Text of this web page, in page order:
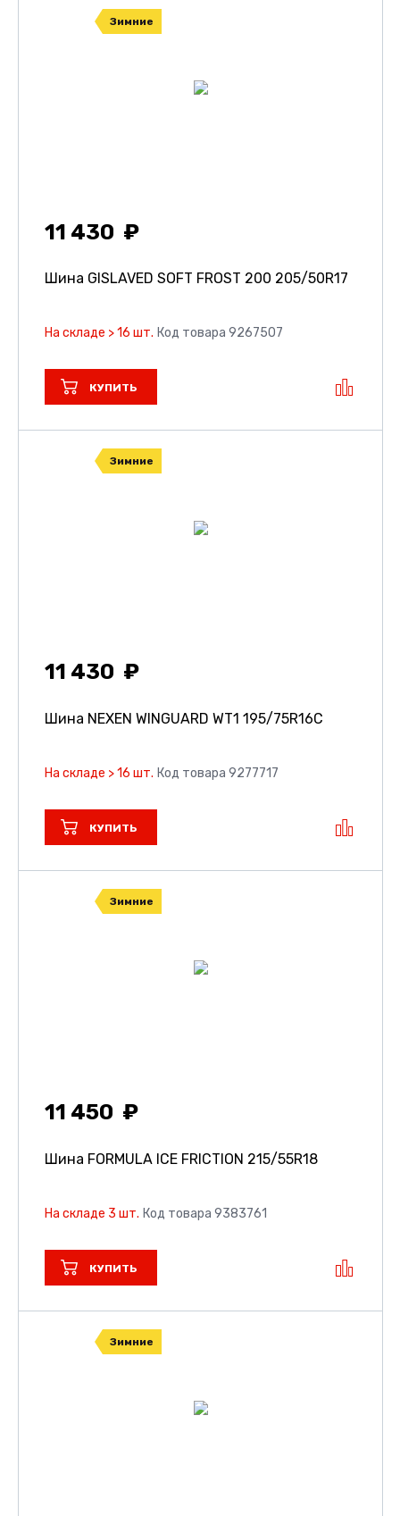
Зимние
11 430
Шина GISLAVED SOFT FROST 200 205/50R17
На складе > 16 шт. Код товара 9267507
КУПИТЬ
Зимние
11 430
Шина NEXEN WINGUARD WT1 195/75R16C
На складе > 16 шт. Код товара 9277717
КУПИТЬ
Зимние
11 450
Шина FORMULA ICE FRICTION 215/55R18
На складе 3 шт. Код товара 9383761
КУПИТЬ
Зимние